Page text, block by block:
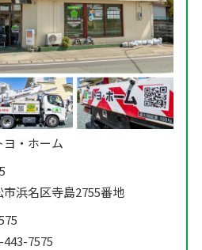
・ホーム
浜名区寺島2755番地
443-7575